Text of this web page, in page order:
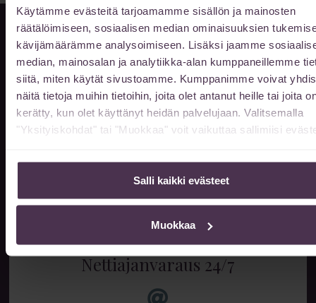
Käytämme evästeitä tarjoamamme sisällön ja mainosten
räätälöimiseen, sosiaalisen median ominaisuuksien
kävijämäärämme analysoimiseen. Lisäksi jaamme
median, mainosalan ja analytiikka-alan kumppaneillemme
siitä, miten käytät sivustoamme. Kumppanimme voivat
näitä tietoja muihin tietoihin, joita olet antanut heille tai joita
kerätty, kun olet käyttänyt heidän palvelujaan. Valitsemalla
"Yksityiskohdat" tai "Muokkaa" voit vaikuttaa sallimiisi
Salli kaikki evästeet
Muokkaa
Info & ajanvaraus
ma-to klo 10-17
pe klo 10-16
mukaan
014 522 511
Nettiajanvaraus 24/7